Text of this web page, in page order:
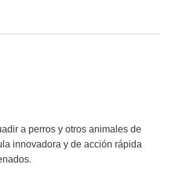
a perros y otros animales de
innovadora y de acción rápida